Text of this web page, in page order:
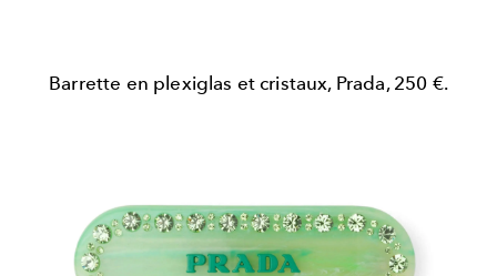
Barrette en plexiglas et cristaux, Prada, 250 €.